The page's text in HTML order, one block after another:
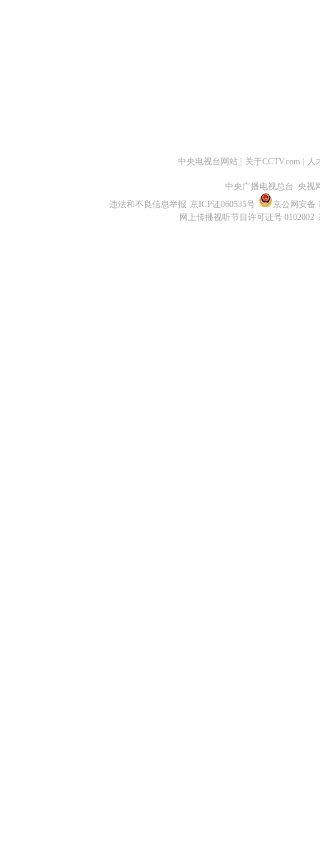
中央电视台网站 关于CCTV.com 人
中央广播电视总台 央视
违法和不良信息举报 京ICP证060535号
京公网安备
网上传播视听节目许可证号 0102002